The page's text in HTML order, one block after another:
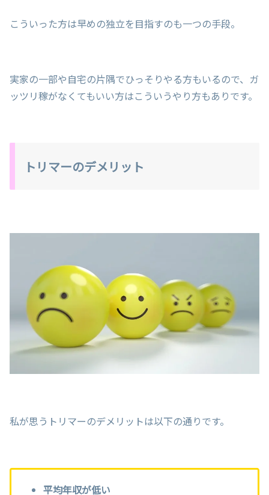
こういった方は早めの独立を目指すのも一つの手段。
実家の一部や自宅の片隅でひっそりやる方もいるので、ガ
ッツリ稼がなくてもいい方はこういうやり方もありです。
トリマーのデメリット
私が思うトリマーのデメリットは以下の通りです。
平均年収が低い